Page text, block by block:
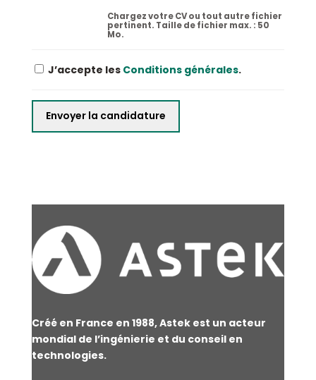
Chargez votre CV ou tout autre fichier
pertinent. Taille de fichier max. : 50
Mo.
J’accepte les Conditions générales.
Créé en France en 1988, Astek est un acteur
mondial de l’ingénierie et du conseil en
technologies.